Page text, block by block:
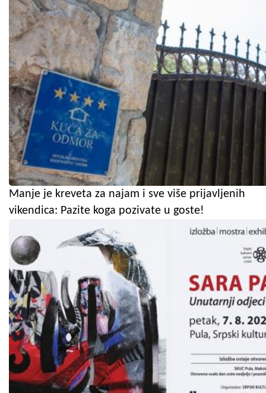
Manje je kreveta za najam i sve više prijavljenih
vikendica: Pazite koga pozivate u goste!